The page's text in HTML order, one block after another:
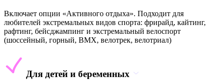
Включает опции «Активного отдыха». Подходит для
любителей экстремальных видов спорта: фрирайд, кайтинг,
рафтинг, бейсджампинг и экстремальный велоспорт
(шоссейный, горный, BMX, велотрек, велотриал)
Для детей и беременных